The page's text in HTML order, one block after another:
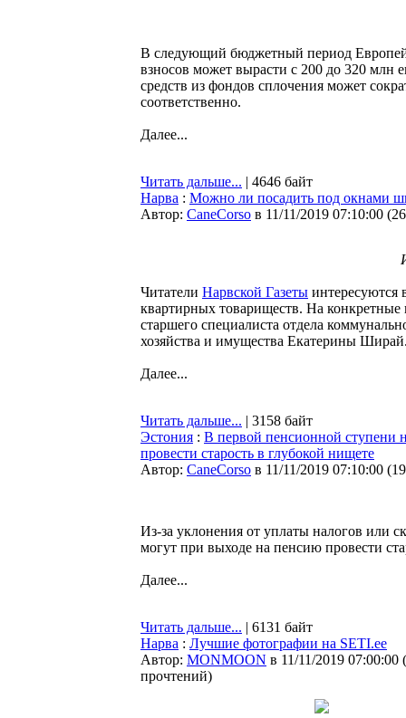
В следующий бюджетный период
взносов может вырасти с 200 до 320 млн
средств из фондов сплочения может
соответственно.
Далее...
Читать дальше... | 4646 байт
Нарва : Можно ли посадить под окнами
Автор: CaneCorso в 11/11/2019 07:10:00 (
Читатели Нарвской Газеты интересуются
квартирных товариществ. На
старшего специалиста отдела
хозяйства и имущества Екатерины
Далее...
Читать дальше... | 3158 байт
Эстония : В первой пенсионной ступени
провести старость в глубокой нищете
Автор: CaneCorso в 11/11/2019 07:10:00 (
Из-за уклонения от уплаты налогов или
могут при выходе на пенсию провести
Далее...
Читать дальше... | 6131 байт
Нарва : Лучшие фотографии на SETI.ee
Автор: MONMOON в 11/11/2019 07:00:00 (
прочтений)